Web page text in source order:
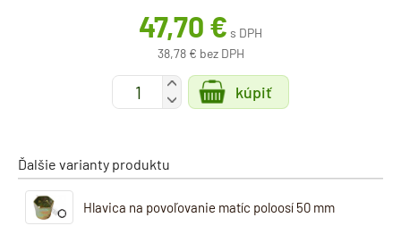
47,70 € s DPH
38,78 € bez DPH
+
-
kúpiť
Ďalšie varianty produktu
Hlavica na povoľovanie matíc poloosí 50 mm